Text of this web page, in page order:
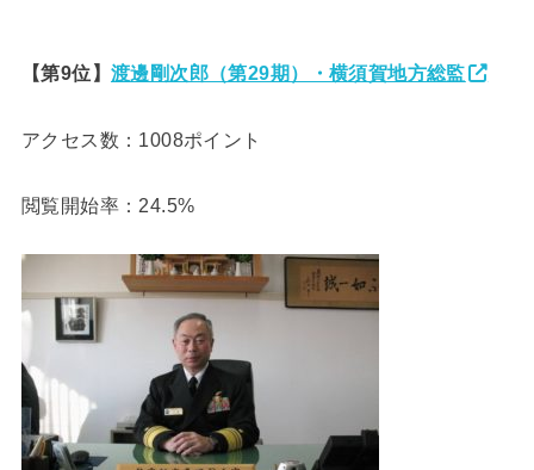
【第9位】 渡邊剛次郎（第29期）・横須賀地方総監
アクセス数：1008ポイント
閲覧開始率：24.5%